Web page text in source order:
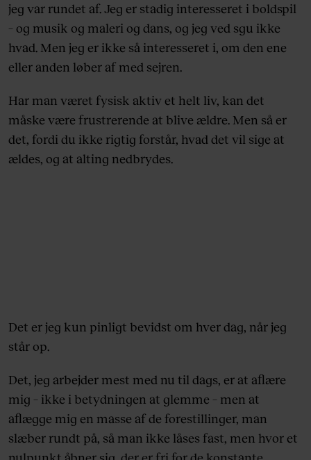
jeg var rundet af. Jeg er stadig interesseret i boldspil
– og musik og maleri og dans, og jeg ved sgu ikke
hvad. Men jeg er ikke så interesseret i, om den ene
eller anden løber af med sejren.
Har man været fysisk aktiv et helt liv, kan det
måske være frustrerende at blive ældre. Men så er
det, fordi du ikke rigtig forstår, hvad det vil sige at
ældes, og at alting nedbrydes.
Det er jeg kun pinligt bevidst om hver dag, når jeg
står op.
Det, jeg arbejder mest med nu til dags, er at aflære
mig – ikke i betydningen at glemme – men at
aflægge mig en masse af de forestillinger, man
slæber rundt på, så man ikke låses fast, men hvor et